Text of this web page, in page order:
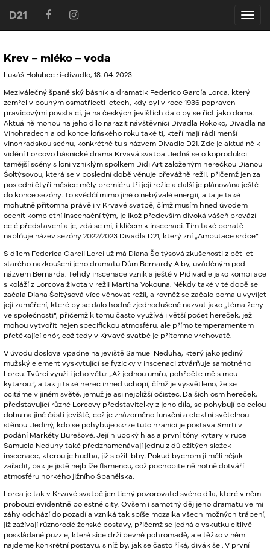
D21
D21
Krev – mléko – voda
Lukáš Holubec : i-divadlo, 18. 04. 2023
Meziválečný španělský básník a dramatik Federico García Lorca, který
zemřel v pouhým osmatřiceti letech, kdy byl v roce 1936 popraven
pravicovými povstalci, je na českých jevištích dalo by se říct jako doma.
Aktuálně mohou na jeho dílo narazit návštěvníci Divadla Rokoko, Divadla na
Vinohradech a od konce loňského roku také ti, kteří mají rádi menší
vinohradskou scénu, konkrétně tu s názvem Divadlo D21. Zde je aktuálně k
vidění Lorcovo básnické drama Krvavá svatba. Jedná se o koprodukci
tamější scény s loni vzniklým spolkem Didi Art založeným herečkou Dianou
Šoltýsovou, která se v poslední době věnuje převážně režii, přičemž jen za
poslední čtyři měsíce měly premiéru tři její režie a další je plánována ještě
do konce sezóny. To svědčí mimo jiné o nebývalé energii, a ta je také
mohutně přítomna právě i v Krvavé svatbě, čímž musím hned úvodem
ocenit kompletní inscenační tým, jelikož především divoká vášeň provází
celé představení a je, zdá se mi, i klíčem k inscenaci. Tím také bohatě
naplňuje název sezóny 2022/2023 Divadla D21, který zní „Amputace srdce“.
S dílem Federica Garcii Lorci už má Diana Šoltýsová zkušenosti z pět let
starého nazkoušení jeho dramatu Dům Bernardy Alby, uváděným pod
názvem Bernarda. Tehdy inscenace vznikla ještě v Pidivadle jako kompilace
s koláží z Lorcova života v režii Martina Vokouna. Někdy také v té době se
začala Diana Šoltýsová více věnovat režii, a rovněž se začalo pomalu vyvíjet
její zaměření, které by se dalo hodně zjednodušeně nazvat jako „téma ženy
ve společnosti“, přičemž k tomu často využívá i větší počet hereček, jež
mohou vytvořit nejen specifickou atmosféru, ale přímo temperamentem
přetékající chór, což tedy v Krvavé svatbě je přítomno vrchovatě.
V úvodu doslova vpadne na jeviště Samuel Neduha, který jako jediný
mužský element vyskytující se fyzicky v inscenaci ztvárňuje samotného
Lorcu. Tvůrci využili jeho větu: „Až jednou umřu, pohřběte mě s mou
kytarou.“, a tak ji také herec ihned uchopí, čímž je vysvětleno, že se
ocitáme v jiném světě, jemuž je asi nejbližší očistec. Dalších osm hereček,
představující různé Lorcovy představitelky z jeho díla, se pohybují po celou
dobu na jiné části jeviště, což je znázorněno funkční a efektní světelnou
stěnou. Jediný, kdo se pohybuje skrze tuto hranici je postava Smrti v
podání Markéty Burešové. Její hluboký hlas a první tóny kytary v ruce
Samuela Neduhy také předznamenávají jednu z důležitých složek
inscenace, kterou je hudba, již složil Ibby. Pokud bychom ji měli nějak
zařadit, pak je jistě nejblíže flamencu, což pochopitelně notně dotváří
atmosféru horkého jižního Španělska.
Lorca je tak v Krvavé svatbě jen tichý pozorovatel svého díla, které v něm
probouzí evidentně bolestné city. Ovšem i samotný děj jeho dramatu velmi
záhy odchází do pozadí a vzniká tak spíše mozaika všech možných trápení,
již zažívají různorodé ženské postavy, přičemž se jedná o vskutku citlivě
poskládané puzzle, které sice drží pevně pohromadě, ale těžko v něm
najdeme konkrétní postavu, s níž by, jak se často říká, divák šel. V první